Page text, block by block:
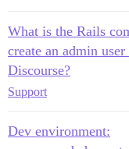
What is the Rails
create an admin
Discourse?
Support
Dev environment: